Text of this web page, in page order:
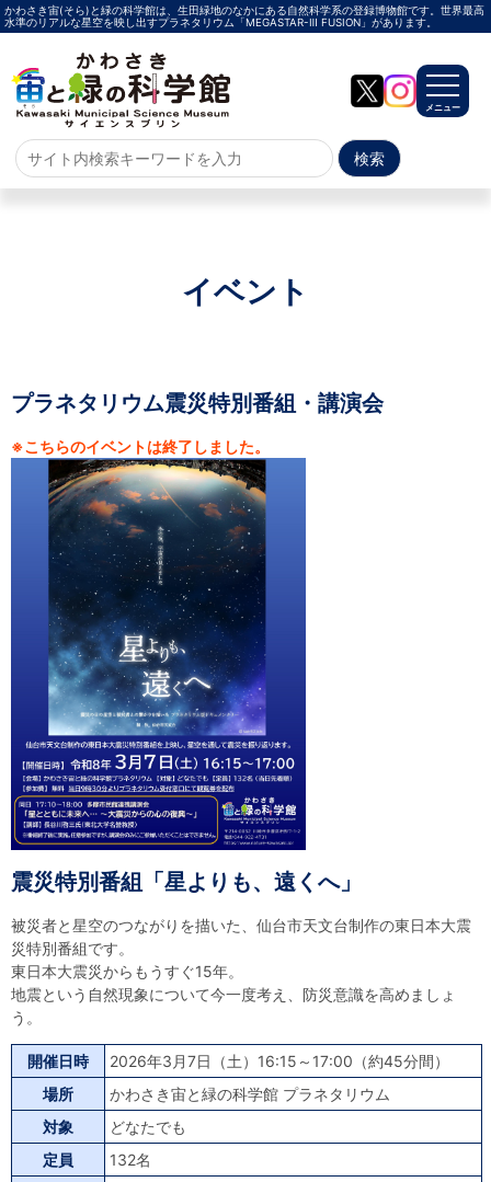
かわさき宙(そら)と緑の科学館は、生田緑地のなかにある自然科学系の登録博物館です。世界最高
水準のリアルな星空を映し出すプラネタリウム「MEGASTAR-Ⅲ FUSION」があります。
メニュー
ホーム
メガスターご紹介
投影メニュー
投影時間・料金
プラネタリウム解説員
イベント
当日参加
事前申込
その他
施設案内
自然体験
天文体験
フロア案内
屋外展示 D51形蒸気機関車
利用案内
開館時間・プラネタリウム投影時間・観覧料
カフェ・ショップ
アクセス・駐車場
科学館資料の特別利用料
団体利用予約
学校団体
幼稚園・保育園団体
一般団体
かわさき星空ウォッチング
出前科学実験教室
プラネタリウム一般団体貸切利用「星空自由空間」
科学館概要
基本理念
計画・年報・評価・議事録
青少年科学館運営基本計画
年報
事業評価
議事録
研究資料
研究の紹介
川崎市自然環境調査報告
図録
紀要
年報
出版物
生田緑地の植物
お問い合わせ
よくある質問
日本語
イベント
プラネタリウム震災特別番組・講演会
※こちらのイベントは終了しました。
震災特別番組「星よりも、遠くへ」
被災者と星空のつながりを描いた、仙台市天文台制作の東日本大震
災特別番組です。
東日本大震災からもうすぐ15年。
地震という自然現象について今一度考え、防災意識を高めましょ
う。
開催日時
2026年3月7日（土）16:15～17:00（約45分間）
場所
かわさき宙と緑の科学館 プラネタリウム
対象
どなたでも
定員
132名